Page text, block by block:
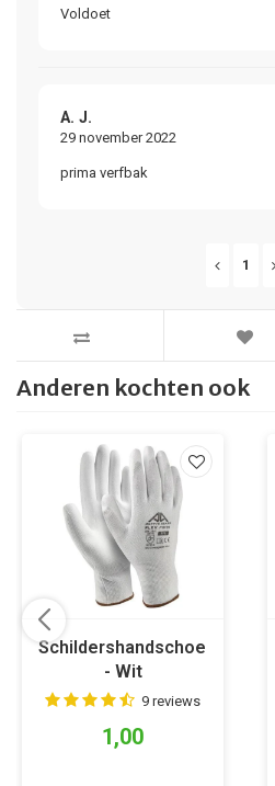
Voldoet
A. J.
29 november 2022
prima verfbak
1
Anderen kochten ook
Schildershandschoen
- Wit
9 reviews
1,00